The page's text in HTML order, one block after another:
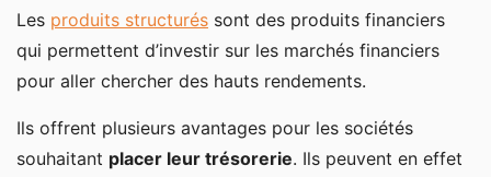
Les produits structurés sont des produits financiers
qui permettent d’investir sur les marchés financiers
pour aller chercher des hauts rendements.
Ils offrent plusieurs avantages pour les sociétés
souhaitant placer leur trésorerie. Ils peuvent en effet